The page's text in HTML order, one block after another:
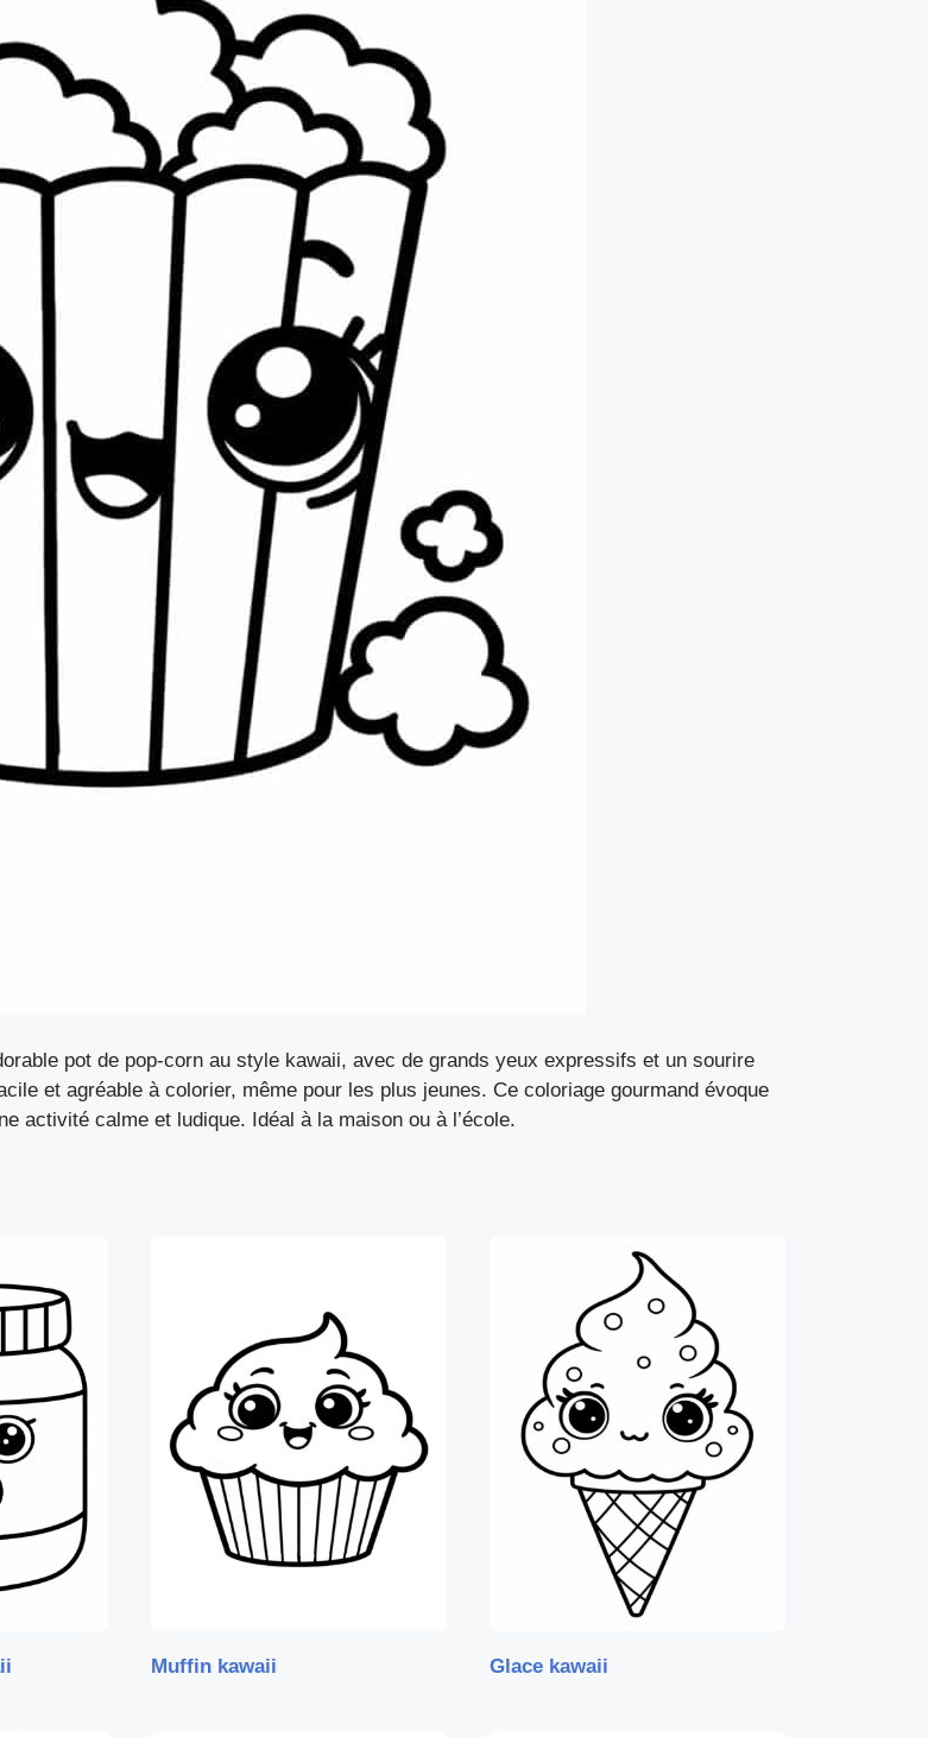
pot de pop-corn au style kawaii, avec de grands yeux expressifs et un sourire
et agréable à colorier, même pour les plus jeunes. Ce coloriage gourmand évoque
activité calme et ludique. Idéal à la maison ou à l’école.
Muffin kawaii Glace kawaii